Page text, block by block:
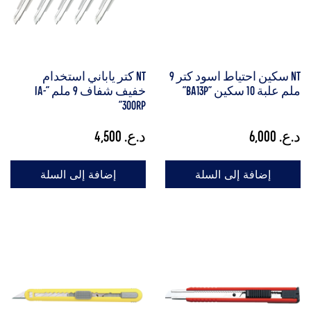
NT سكين احتياط اسود كتر 9
ملم علبة 10 سكين "BA13P"
د.ع.
إضافة إلى السلة
NT كتر ياباني استخدام
خفيف شفاف 9 ملم "iA-
300RP"
د.ع.
إضافة إلى السلة